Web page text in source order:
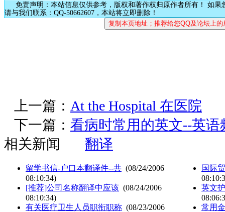
免责声明：本站信息仅供参考，版权和著作权归原作者所有！ 如果
请与我们联系：QQ-50662607，本站将立即删除！
上一篇： At the Hospital 在医院
下一篇： 看病时常用的英文--英语
相关新闻
翻译
留学书信-户口本翻译件--共 (08/24/2006
08:10:34)
[推荐]公司名称翻译中应该 (08/24/2006
08:10:34)
有关医疗卫生人员职衔职称 (08/23/2006
国际
英文
常用